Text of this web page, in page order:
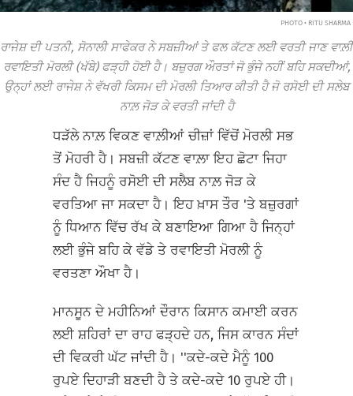
PHOTO • RITU SHARMA
ਰਾਜੇਸ਼ ਦੀ ਪਤਨੀ, ਸੋਨਾਲੀ ਸਾਫੇਕਰ ਨੇ ਸਬਜ਼ੀਆਂ ਤੇ ਫਲ ਕੱਟਣ ਲਈ ਵਰਤੀ ਜਾਣ ਵਾਲ਼ੀ
ਰਵਾਇਤੀ ਮੋਰਲੀ (ਖੱਬੇ) ਫੜ੍ਹੀ ਹੋਈ ਹੈ। ਬਜ਼ੁਰਗ ਔਰਤਾਂ ਜੋ ਭੁੰਜੇ ਨਹੀਂ ਬਹਿ ਸਕਦੀਆਂ,
ਉਨ੍ਹਾਂ ਲਈ ਰਾਜੇਸ਼ ਨੇ ਵੱਖਰੀ ਕਿਸਮ ਦੀ ਮੋਰਲੀ ਤਿਆਰ ਕੀਤੀ ਹੈ ਜੋ ਰਸੋਈ ਦੀ ਸਲੇਬ
ਨਾਲ਼ ਜੋੜ ਕੇ ਵਰਤੀ ਜਾਂਦੀ ਹੈ
ਧੜੱਲੇ ਨਾਲ਼ ਵਿਕਣ ਵਾਲ਼ੀਆਂ ਚੀਜ਼ਾਂ ਵਿੱਚੋਂ ਮੋਰਲੀ ਸਭ
ਤੋਂ ਮੋਹਰੀ ਹੈ। ਸਬਜ਼ੀ ਕੱਟਣ ਵਾਲ਼ਾ ਇਹ ਛੋਟਾ ਜਿਹਾ
ਸੰਦ ਹੈ ਜਿਹਨੂੰ ਰਸੋਈ ਦੀ ਸਲੈਬ ਨਾਲ਼ ਜੋੜ ਕੇ
ਵਰਤਿਆ ਜਾ ਸਕਦਾ ਹੈ। ਇਹ ਖ਼ਾਸ ਤੌਰ 'ਤੇ ਬਜ਼ੁਰਗਾਂ
ਨੂੰ ਧਿਆਨ ਵਿੱਚ ਰੱਖ ਕੇ ਬਣਾਇਆ ਗਿਆ ਹੈ ਜਿਨ੍ਹਾਂ
ਲਈ ਭੁੰਜੇ ਬਹਿ ਕੇ ਵੱਡੇ ਤੇ ਰਵਾਇਤੀ ਮੋਰਲੀ ਨੂੰ
ਵਰਤਣਾ ਔਖਾ ਹੈ।
ਮਾਨਸੂਨ ਦੇ ਮਹੀਨਿਆਂ ਦੌਰਾਨ ਕਿਸਾਨ ਕਮਾਈ ਕਰਨ
ਲਈ ਸ਼ਹਿਰਾਂ ਦਾ ਰਾਹ ਫੜ੍ਹਦੇ ਹਨ, ਜਿਸ ਕਾਰਨ ਸੰਦਾਂ
ਦੀ ਵਿਕਰੀ ਘੱਟ ਜਾਂਦੀ ਹੈ। ''ਕਦੇ-ਕਦੇ ਮੈਨੂੰ 100
ਰੁਪਏ ਦਿਹਾੜੀ ਬਣਦੀ ਹੈ ਤੇ ਕਦੇ-ਕਦੇ 10 ਰੁਪਏ ਹੀ।